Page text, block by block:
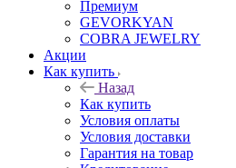
Премиум
GEVORKYAN
COBRA JEWELRY
Акции
Как купить
Назад
Как купить
Условия оплаты
Условия доставки
Гарантия на товар